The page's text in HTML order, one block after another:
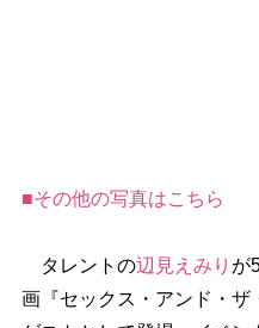
■その他の写真はこちら
タレントの辺見えみり が
画『セックス・アンド・ザ